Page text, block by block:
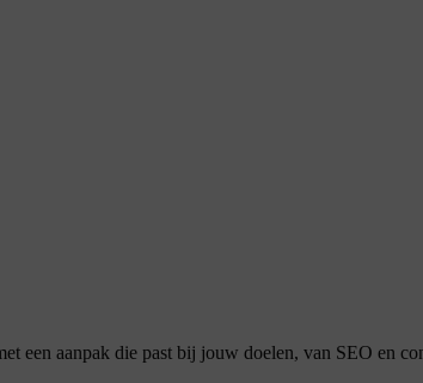
een aanpak die past bij jouw doelen, van SEO en